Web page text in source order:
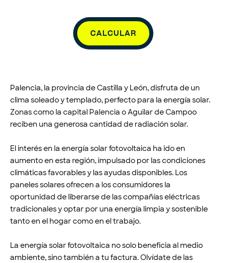
CALCULAR
Palencia, la provincia de Castilla y León, disfruta de un
clima soleado y templado, perfecto para la energía solar.
Zonas como la capital Palencia o Aguilar de Campoo
reciben una generosa cantidad de radiación solar.
El interés en la energía solar fotovoltaica ha ido en
aumento en esta región, impulsado por las condiciones
climáticas favorables y las ayudas disponibles. Los
paneles solares ofrecen a los consumidores la
oportunidad de liberarse de las compañías eléctricas
tradicionales y optar por una energía limpia y sostenible
tanto en el hogar como en el trabajo.
La energía solar fotovoltaica no solo beneficia al medio
ambiente, sino también a tu factura. Olvídate de las